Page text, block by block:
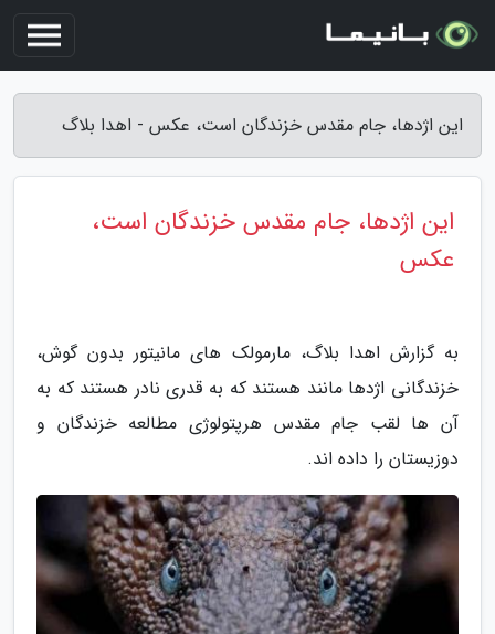
این اژدها، جام مقدس خزندگان است، عکس - اهدا بلاگ
این اژدها، جام مقدس خزندگان است،
عکس
به گزارش اهدا بلاگ، مارمولک های مانیتور بدون گوش،
خزندگانی اژدها مانند هستند که به قدری نادر هستند که به
آن ها لقب جام مقدس هرپتولوژی مطالعه خزندگان و
دوزیستان را داده اند.